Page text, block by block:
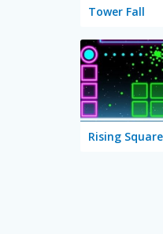
Tower Fall
Rising